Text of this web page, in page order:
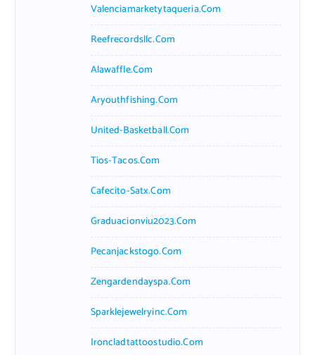
Valenciamarketytaqueria.com
Reefrecordsllc.com
Alawaffle.com
Aryouthfishing.com
United-Basketball.com
Tios-Tacos.com
Cafecito-Satx.com
Graduacionviu2023.com
Pecanjackstogo.com
Zengardendayspa.com
Sparklejewelryinc.com
Ironcladtattoostudio.com